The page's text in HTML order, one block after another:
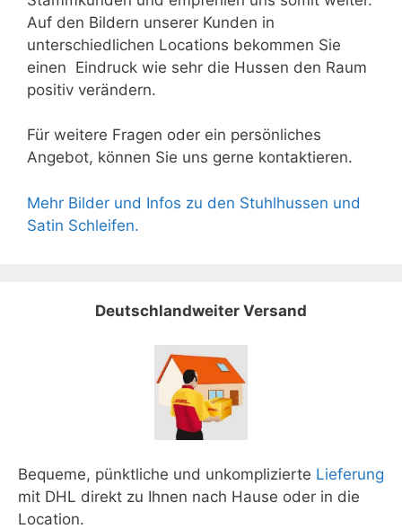
Auf den Bildern unserer Kunden in
unterschiedlichen Locations bekommen Sie
einen Eindruck wie sehr die Hussen den Raum
positiv verändern.
Für weitere Fragen oder ein persönliches
Angebot, können Sie uns gerne kontaktieren.
Mehr Bilder und Infos zu den Stuhlhussen und
Satin Schleifen.
Deutschlandweiter Versand
Bequeme, pünktliche und unkomplizierte Lieferung
mit DHL direkt zu Ihnen nach Hause oder in die
Location.